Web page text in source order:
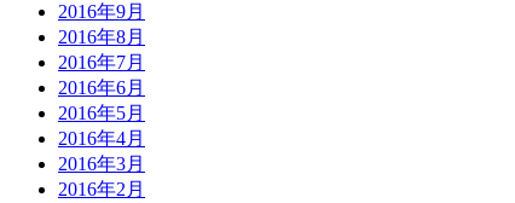
2016年9月
2016年8月
2016年7月
2016年6月
2016年5月
2016年4月
2016年3月
2016年2月